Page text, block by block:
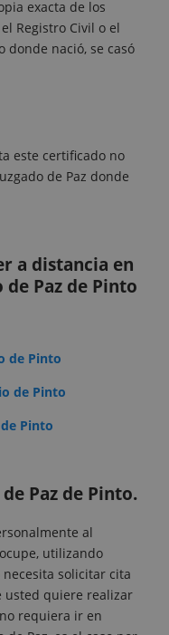
exacta de los
Registro Civil o el
donde nació, se casó
este certificado no
de Paz donde
a distancia en
de Paz de Pinto
de Pinto
de Pinto
Pinto
Paz de Pinto.
al
utilizando
solicitar cita
usted quiere realizar
requiera ir en